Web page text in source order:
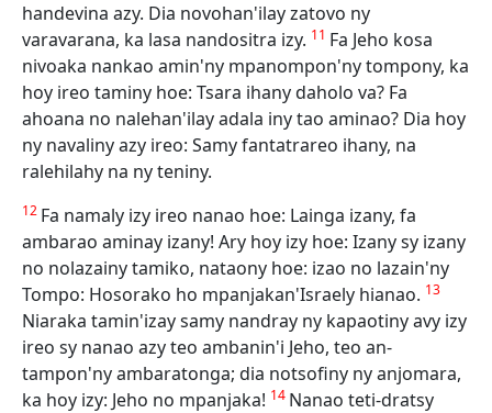
handevina azy. Dia novohan'ilay zatovo ny
varavarana, ka lasa nandositra izy. 11 Fa Jeho kosa
nivoaka nankao amin'ny mpanompon'ny tompony, ka
hoy ireo taminy hoe: Tsara ihany daholo va? Fa
ahoana no nalehan'ilay adala iny tao aminao? Dia hoy
ny navaliny azy ireo: Samy fantatrareo ihany, na
ralehilahy na ny teniny.
12 Fa namaly izy ireo nanao hoe: Lainga izany, fa
ambarao aminay izany! Ary hoy izy hoe: Izany sy izany
no nolazainy tamiko, nataony hoe: izao no lazain'ny
Tompo: Hosorako ho mpanjakan'Israely hianao. 13
Niaraka tamin'izay samy nandray ny kapaotiny avy izy
ireo sy nanao azy teo ambanin'i Jeho, teo an-
tampon'ny ambaratonga; dia notsofiny ny anjomara,
ka hoy izy: Jeho no mpanjaka! 14 Nanao teti-dratsy